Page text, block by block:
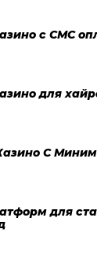
с СМС
для
С
для